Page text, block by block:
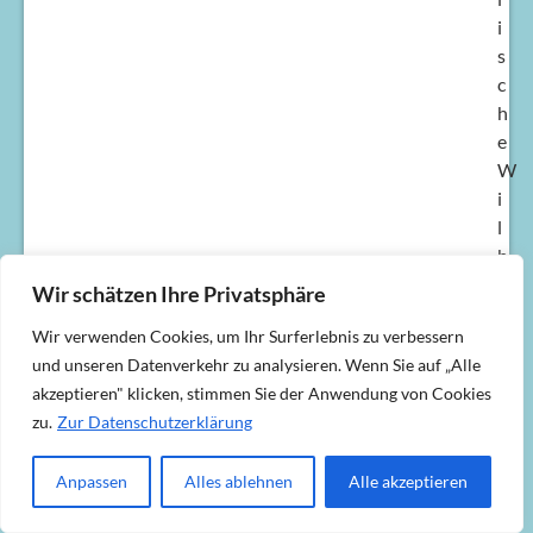
Wir schätzen Ihre Privatsphäre
Wir verwenden Cookies, um Ihr Surferlebnis zu verbessern
und unseren Datenverkehr zu analysieren. Wenn Sie auf „Alle
akzeptieren" klicken, stimmen Sie der Anwendung von Cookies
zu. Zur Datenschutzerklärung
Anpassen Alles ablehnen Alle akzeptieren
i
s
c
h
e
W
i
l
h